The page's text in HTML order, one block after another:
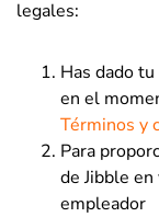
legales:
Has dado
en el
Términos y
Para
de Jibble
empleador